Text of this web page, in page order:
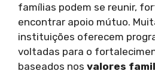
famílias podem se reunir,
encontrar apoio mútuo.
instituições oferecem
voltadas para o
baseados nos valores